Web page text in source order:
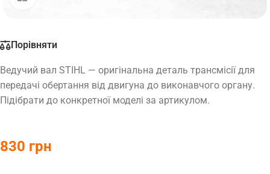
Порівняти
Ведучий вал STIHL — оригінальна деталь трансмісії для
передачі обертання від двигуна до виконавчого органу.
Підібрати до конкретної моделі за артикулом.
830 грн